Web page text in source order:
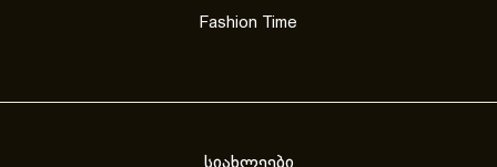
Fashion Time
სიახლეები